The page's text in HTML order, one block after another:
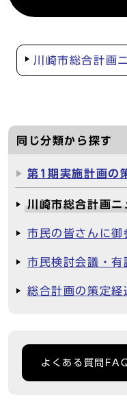
川崎市総合計画
同じ分類から探す
第1期実施計画の
川崎市総合計画ニ
市民の皆さんに御
市民検討会議・有
総合計画の策定経
よくある質問